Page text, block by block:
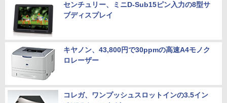
センチュリー、ミニD-Sub15ピン入力の8型サ
ブディスプレイ
キヤノン、43,800円で30ppmの高速A4モノク
ロレーザー
コレガ、ワンプッシュスロットインの3.5イン